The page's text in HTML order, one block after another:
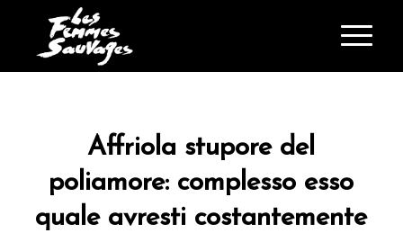
Affriola stupore del
poliamore: complesso esso
quale avresti costantemente